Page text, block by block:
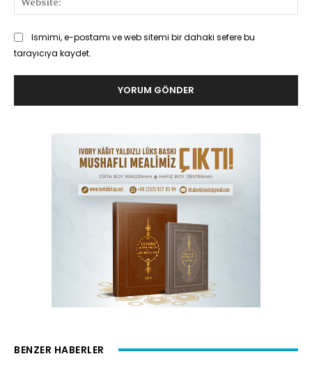
Ismimi, e-postamı ve web sitemi bir dahaki sefere bu
tarayıcıya kaydet.
BENZER HABERLER